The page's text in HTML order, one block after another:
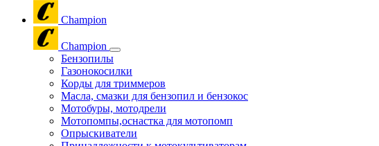
Champion
Champion
Бензопилы
Газонокосилки
Корды для триммеров
Масла, смазки для бензопил и бензокос
Мотобуры, мотодрели
Мотопомпы,оснастка для мотопомп
Опрыскиватели